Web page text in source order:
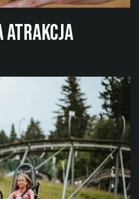
atrakcja